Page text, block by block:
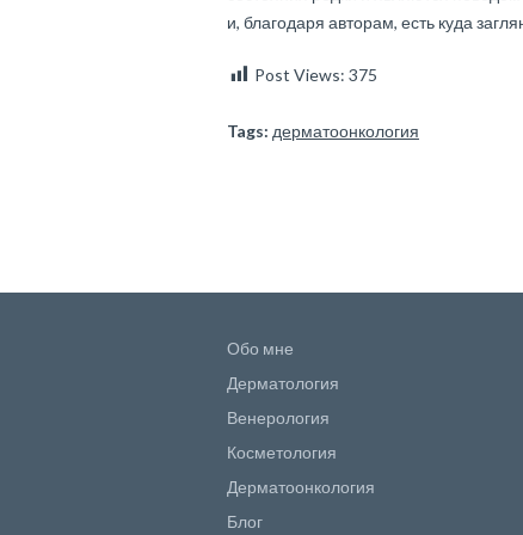
и, благодаря авторам, есть куда
Post Views: 375
Tags: дерматоонкология
Обо мне
Дерматология
Венерология
Косметология
Дерматоонкология
Блог